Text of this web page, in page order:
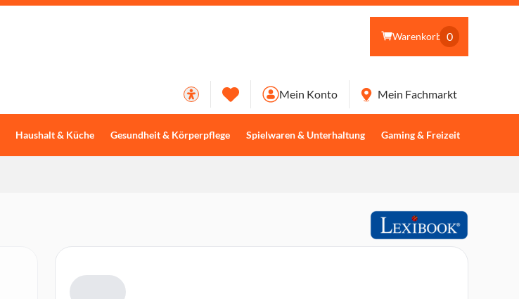
Warenkorb 0
Haushalt & Küche Gesundheit & Körperpflege Spielwaren & Unterhaltung Gaming & Freizeit
Mein Konto Mein Fachmarkt